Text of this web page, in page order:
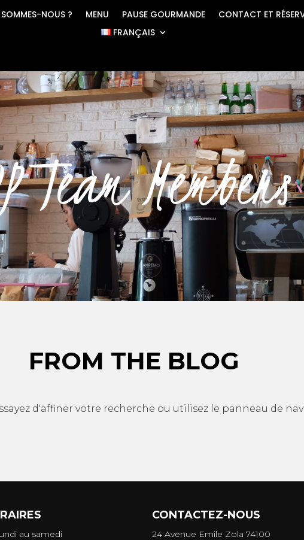
NOUS ? MENU PAUSE GOURMANDE
CONTACT ET
FRANÇAIS
Team Members
FROM THE BLOG
d'affiner votre recherche ou utilisez le panneau de
au samedi
CONTACTEZ-NOUS
24 Avenue Emile Zola 74100